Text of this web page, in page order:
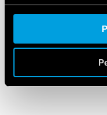
Cookie policy.